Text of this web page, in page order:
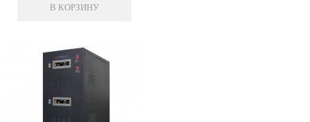
В КОРЗИНУ